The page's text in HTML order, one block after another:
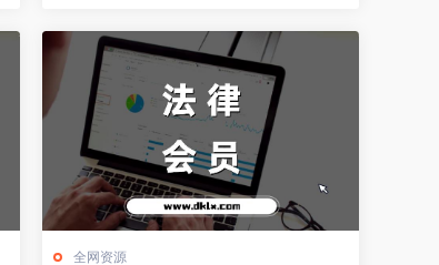
全网资源